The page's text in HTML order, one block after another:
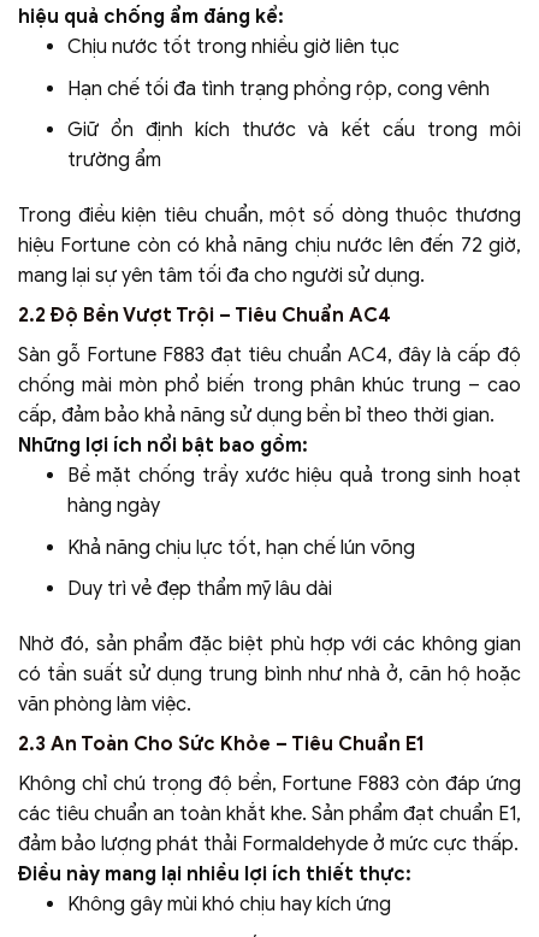
hiệu quả chống ẩm đáng kể:
Chịu nước tốt trong nhiều giờ liên tục
Hạn chế tối đa tình trạng phồng rộp, cong vênh
Giữ ổn định kích thước và kết cấu trong môi
trường ẩm
Trong điều kiện tiêu chuẩn, một số dòng thuộc thương
hiệu Fortune còn có khả năng chịu nước lên đến 72 giờ,
mang lại sự yên tâm tối đa cho người sử dụng.
2.2 Độ Bền Vượt Trội – Tiêu Chuẩn AC4
Sàn gỗ Fortune F883 đạt tiêu chuẩn AC4, đây là cấp độ
chống mài mòn phổ biến trong phân khúc trung – cao
cấp, đảm bảo khả năng sử dụng bền bỉ theo thời gian.
Những lợi ích nổi bật bao gồm:
Bề mặt chống trầy xước hiệu quả trong sinh hoạt
hàng ngày
Khả năng chịu lực tốt, hạn chế lún võng
Duy trì vẻ đẹp thẩm mỹ lâu dài
Nhờ đó, sản phẩm đặc biệt phù hợp với các không gian
có tần suất sử dụng trung bình như nhà ở, căn hộ hoặc
văn phòng làm việc.
2.3 An Toàn Cho Sức Khỏe – Tiêu Chuẩn E1
Không chỉ chú trọng độ bền, Fortune F883 còn đáp ứng
các tiêu chuẩn an toàn khắt khe. Sản phẩm đạt chuẩn E1,
đảm bảo lượng phát thải Formaldehyde ở mức cực thấp.
Điều này mang lại nhiều lợi ích thiết thực:
Không gây mùi khó chịu hay kích ứng